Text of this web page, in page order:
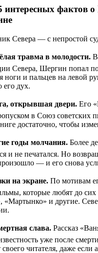
фактов о
Севера — с непростой
травма в молодости.В
Севера, Шергин попал
ноги и пальцев на левой
его дух.
открывшая двери.Его
в Союз советских
достаточно, чтобы
годы молчания.Более
и не печатался. Но
— и его снова
на экране.По мотивам
которые любят до
«Мартынко» и другие.
слава.Рассказ
уже после
своего читателя, даже если